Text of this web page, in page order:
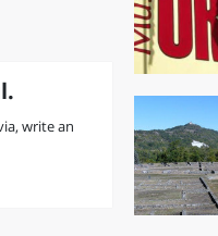
write an